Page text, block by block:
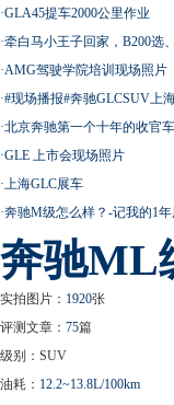
·GLA45提车2000公里作业
·牵白马小王子回家，B200选
·AMG驾驶学院培训现场照片
·#现场播报#奔驰GLCSUV上
·北京奔驰第一个十年的收官
·GLE 上市会现场照片
· 上海GLC展车
·奔驰M级怎么样？-记我的1
奔驰ML
实拍图片： 1920张
评测文章： 75篇
级别：SUV
油耗： 12.2~13.8L/100km